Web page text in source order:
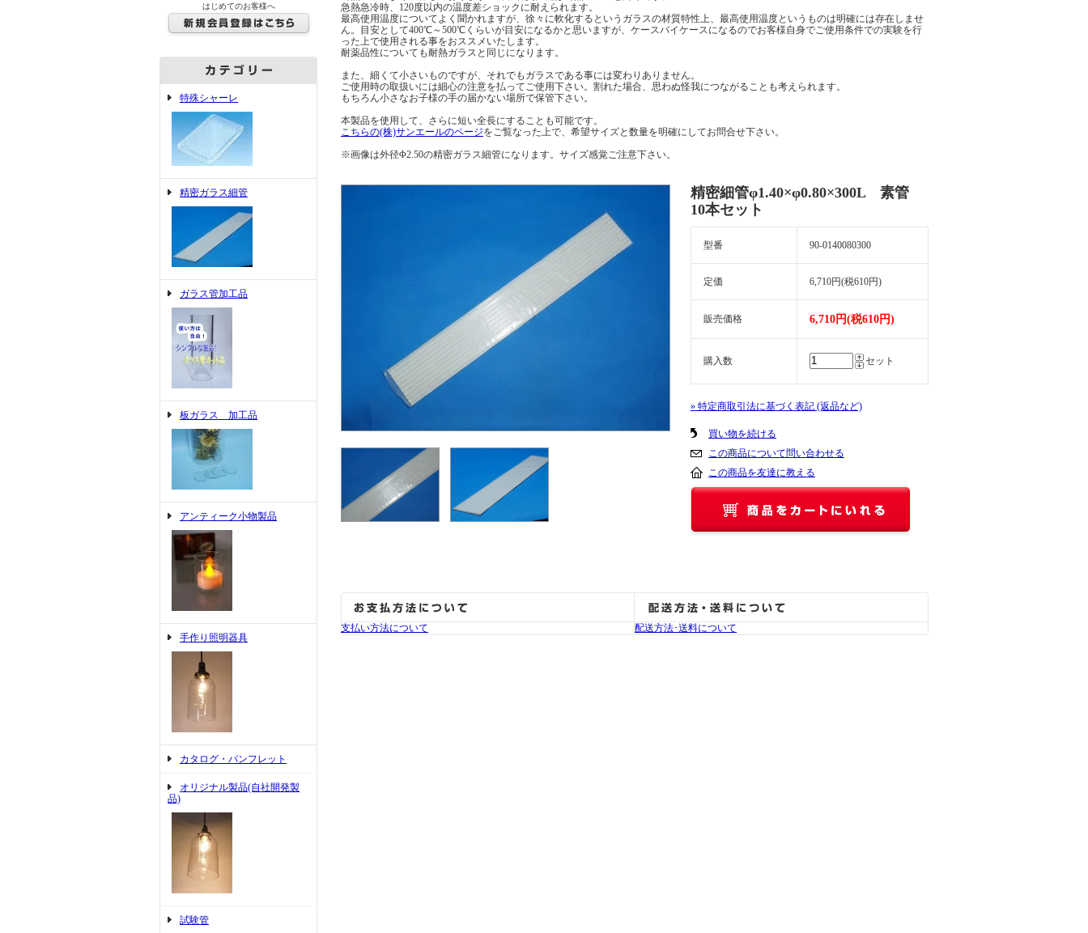
はじめてのお客様へ
特殊シャーレ
精密ガラス細管
ガラス管加工品
板ガラス 加工品
アンティーク小物製品
手作り照明器具
カタログ・パンフレット
オリジナル製品(自社開発製
品)
試験管
急熱急冷時、120度以内の温度差ショックに耐えられます。
最高使用温度についてよく聞かれますが、徐々に軟化するというガラスの材質特性上、最高使用温度というものは明確には存在しませ
ん。目安として400℃～500℃くらいが目安になるかと思いますが、ケースバイケースになるのでお客様自身でご使用条件での実験を行
った上で使用される事をおススメいたします。
耐薬品性についても耐熱ガラスと同じになります。
また、細くて小さいものですが、それでもガラスである事には変わりありません。
ご使用時の取扱いには細心の注意を払ってご使用下さい。割れた場合、思わぬ怪我につながることも考えられます。
もちろん小さなお子様の手の届かない場所で保管下さい。
本製品を使用して、さらに短い全長にすることも可能です。
こちらの(株)サンエールのページをご覧なった上で、希望サイズと数量を明確にしてお問合せ下さい。
※画像は外径Φ2.50の精密ガラス細管になります。サイズ感覚ご注意下さい。
精密細管φ1.40×φ0.80×300L 素管
10本セット
型番 90-0140080300
定価 6,710円(税610円)
販売価格 6,710円(税610円)
購入数 セット
» 特定商取引法に基づく表記 (返品など)
買い物を続ける
この商品について問い合わせる
この商品を友達に教える
支払い方法について 配送方法･送料について